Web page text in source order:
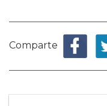
Comparte